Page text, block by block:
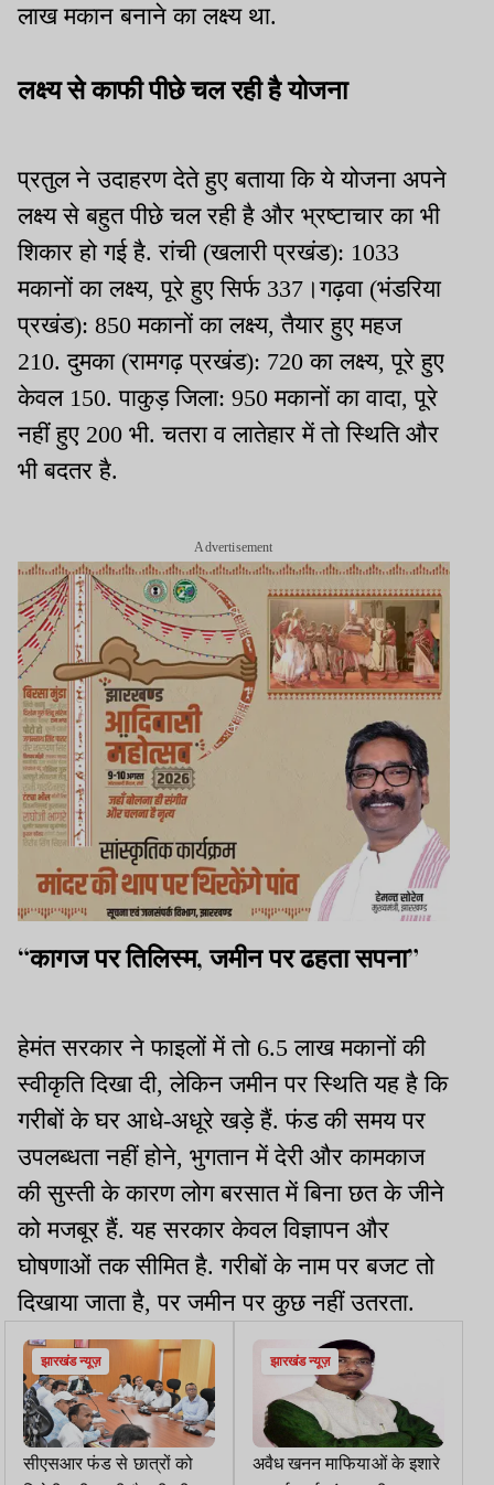
लाख मकान बनाने का लक्ष्य था.
लक्ष्य से काफी पीछे चल रही है योजना
प्रतुल ने उदाहरण देते हुए बताया कि ये योजना अपने
लक्ष्य से बहुत पीछे चल रही है और भ्रष्टाचार का भी
शिकार हो गई है. रांची (खलारी प्रखंड): 1033
मकानों का लक्ष्य, पूरे हुए सिर्फ 337।गढ़वा (भंडरिया
प्रखंड): 850 मकानों का लक्ष्य, तैयार हुए महज
210. दुमका (रामगढ़ प्रखंड): 720 का लक्ष्य, पूरे हुए
केवल 150. पाकुड़ जिला: 950 मकानों का वादा, पूरे
नहीं हुए 200 भी. चतरा व लातेहार में तो स्थिति और
भी बदतर है.
Advertisement
“कागज पर तिलिस्म, जमीन पर ढहता सपना”
हेमंत सरकार ने फाइलों में तो 6.5 लाख मकानों की
स्वीकृति दिखा दी, लेकिन जमीन पर स्थिति यह है कि
गरीबों के घर आधे-अधूरे खड़े हैं. फंड की समय पर
उपलब्धता नहीं होने, भुगतान में देरी और कामकाज
की सुस्ती के कारण लोग बरसात में बिना छत के जीने
को मजबूर हैं. यह सरकार केवल विज्ञापन और
घोषणाओं तक सीमित है. गरीबों के नाम पर बजट तो
दिखाया जाता है, पर जमीन पर कुछ नहीं उतरता.
झारखंड न्यूज़
सीएसआर फंड से छात्रों को
झारखंड न्यूज़
अवैध खनन माफियाओं के इशारे